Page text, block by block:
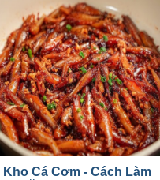
Kho Cá Cơm - Cách Làm